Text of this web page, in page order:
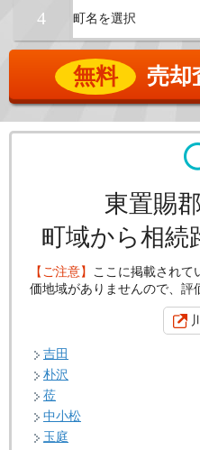
4
無料 売却
東置賜
町域から相続
【ご注意】 ここに掲載されて
価地域がありませんので、評
吉田
朴沢
莅
中小松
玉庭